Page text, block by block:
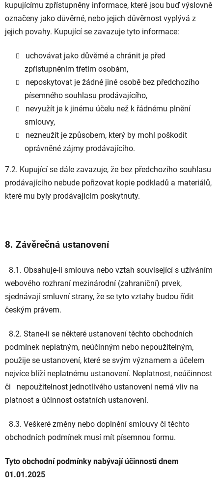
kupujícímu zpřístupněny informace, které jsou buď výslovně
označeny jako důvěrné, nebo jejich důvěrnost vyplývá z
jejich povahy. Kupující se zavazuje tyto informace:
uchovávat jako důvěrné a chránit je před
zpřístupněním třetím osobám,
neposkytovat je žádné jiné osobě bez předchozího
písemného souhlasu prodávajícího,
nevyužít je k jinému účelu než k řádnému plnění
smlouvy,
nezneužít je způsobem, který by mohl poškodit
oprávněné zájmy prodávajícího.
7.2. Kupující se dále zavazuje, že bez předchozího souhlasu
prodávajícího nebude pořizovat kopie podkladů a materiálů,
které mu byly prodávajícím poskytnuty.
8. Závěrečná ustanovení
8.1. Obsahuje-li smlouva nebo vztah související s užíváním
webového rozhraní mezinárodní (zahraniční) prvek,
sjednávají smluvní strany, že se tyto vztahy budou řídit
českým právem.
8.2. Stane-li se některé ustanovení těchto obchodních
podmínek neplatným, neúčinným nebo nepoužitelným,
použije se ustanovení, které se svým významem a účelem
nejvíce blíží neplatnému ustanovení. Neplatnost, neúčinnost
či nepoužitelnost jednotlivého ustanovení nemá vliv na
platnost a účinnost ostatních ustanovení.
8.3. Veškeré změny nebo doplnění smlouvy či těchto
obchodních podmínek musí mít písemnou formu.
Tyto obchodní podmínky nabývají účinnosti dnem
01.01.2025